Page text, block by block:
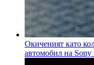
Окиченият като
автомобил на Sony